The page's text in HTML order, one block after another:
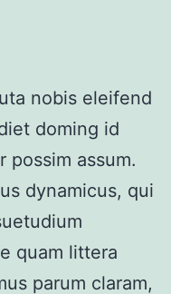
nobis eleifend
doming id
possim assum.
dynamicus, qui
quam littera
parum claram,